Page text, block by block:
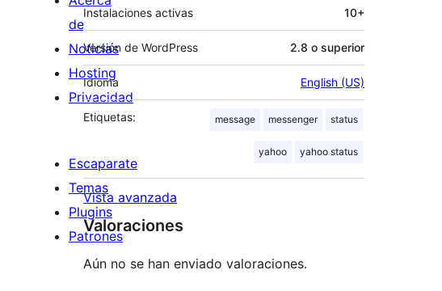
Instalaciones activas 10+
Versión de WordPress 2.8 o superior
Idioma English (US)
Etiquetas: message messenger status
yahoo yahoo status
Vista avanzada
Valoraciones
Aún no se han enviado valoraciones.
de
Noticias
Hosting
Privacidad
Escaparate
Temas
Plugins
Patrones